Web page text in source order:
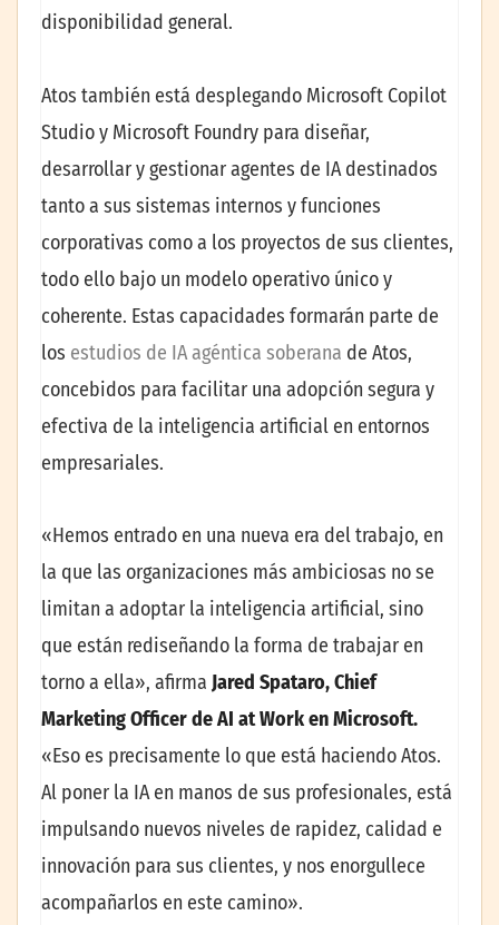
disponibilidad general.
Atos también está desplegando Microsoft Copilot
Studio y Microsoft Foundry para diseñar,
desarrollar y gestionar agentes de IA destinados
tanto a sus sistemas internos y funciones
corporativas como a los proyectos de sus clientes,
todo ello bajo un modelo operativo único y
coherente. Estas capacidades formarán parte de
los estudios de IA agéntica soberana de Atos,
concebidos para facilitar una adopción segura y
efectiva de la inteligencia artificial en entornos
empresariales.
«Hemos entrado en una nueva era del trabajo, en
la que las organizaciones más ambiciosas no se
limitan a adoptar la inteligencia artificial, sino
que están rediseñando la forma de trabajar en
torno a ella», afirma Jared Spataro, Chief
Marketing Officer de AI at Work en Microsoft.
«Eso es precisamente lo que está haciendo Atos.
Al poner la IA en manos de sus profesionales, está
impulsando nuevos niveles de rapidez, calidad e
innovación para sus clientes, y nos enorgullece
acompañarlos en este camino».